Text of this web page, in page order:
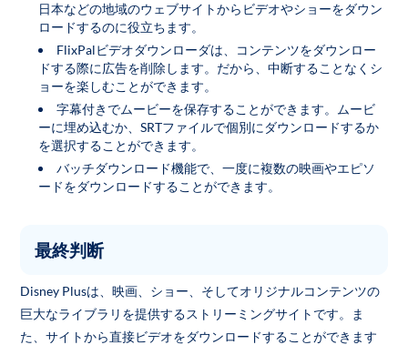
日本などの地域のウェブサイトからビデオやショーをダウン
ロードするのに役立ちます。
FlixPalビデオダウンローダは、コンテンツをダウンロー
ドする際に広告を削除します。だから、中断することなくシ
ョーを楽しむことができます。
字幕付きでムービーを保存することができます。ムービ
ーに埋め込むか、SRTファイルで個別にダウンロードするか
を選択することができます。
バッチダウンロード機能で、一度に複数の映画やエピソ
ードをダウンロードすることができます。
最終判断
Disney Plusは、映画、ショー、そしてオリジナルコンテンツの
巨大なライブラリを提供するストリーミングサイトです。ま
た、サイトから直接ビデオをダウンロードすることができます